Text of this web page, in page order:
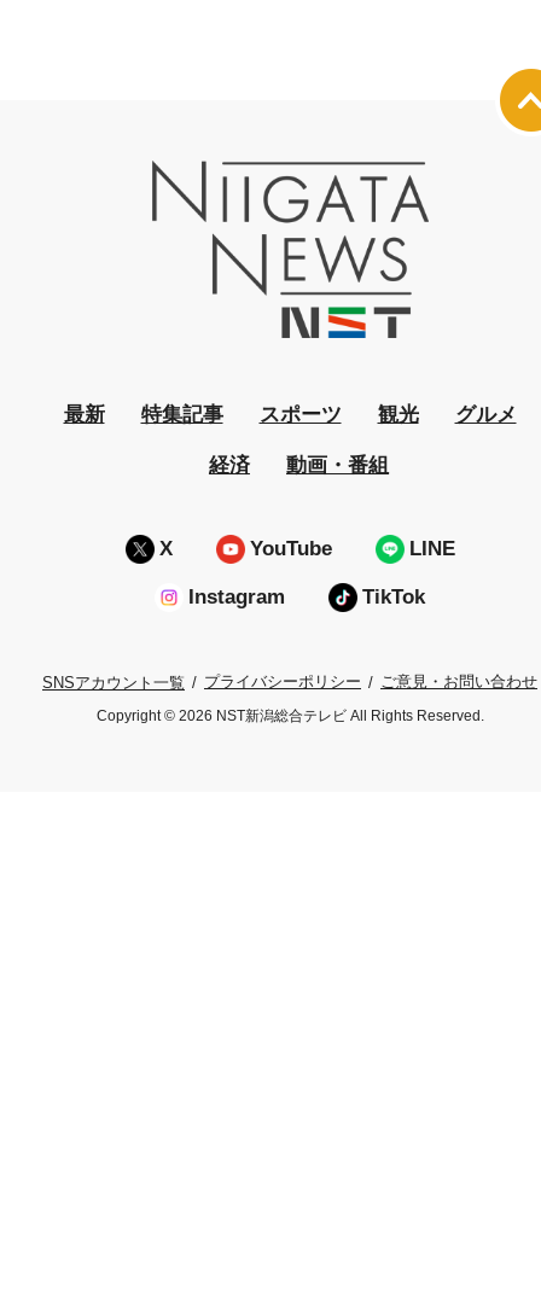
最新 特集記事 スポーツ 観光 グルメ
経済 動画・番組
X YouTube LINE
Instagram TikTok
SNSアカウント一覧 プライバシーポリシー ご意見・お問い合わせ
Copyright © 2026 NST新潟総合テレビ All Rights Reserved.